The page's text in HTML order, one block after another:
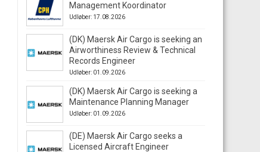
Management Koordinator
Udløber: 17.08.2026
(DK) Maersk Air Cargo is seeking an
Airworthiness Review & Technical
Records Engineer
Udløber: 01.09.2026
(DK) Maersk Air Cargo is seeking a
Maintenance Planning Manager
Udløber: 01.09.2026
(DE) Maersk Air Cargo seeks a
Licensed Aircraft Engineer